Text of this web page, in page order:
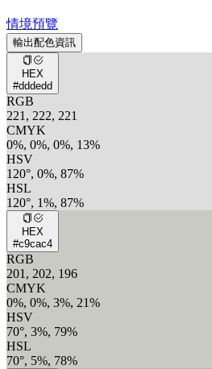
情境預覽
輸出配色資訊
HEX
#dddedd
RGB
221, 222, 221
CMYK
0%, 0%, 0%, 13%
HSV
120°, 0%, 87%
HSL
120°, 1%, 87%
HEX
#c9cac4
RGB
201, 202, 196
CMYK
0%, 0%, 3%, 21%
HSV
70°, 3%, 79%
HSL
70°, 5%, 78%